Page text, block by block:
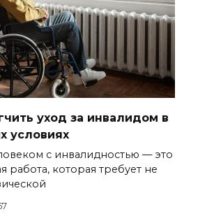
уход за инвалидом в
условиях
с инвалидностью — это
работа, которая требует не